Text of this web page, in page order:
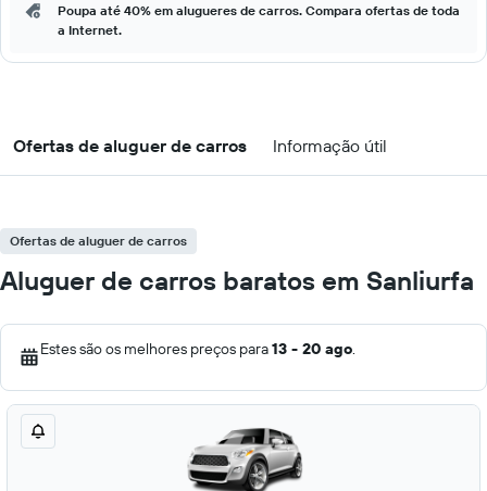
Poupa até 40% em alugueres de carros. Compara ofertas de toda
a Internet.
Ofertas de aluguer de carros Informação útil
Ofertas de aluguer de carros
Aluguer de carros baratos em Sanliurfa
Estes são os melhores preços para13 - 20 ago.